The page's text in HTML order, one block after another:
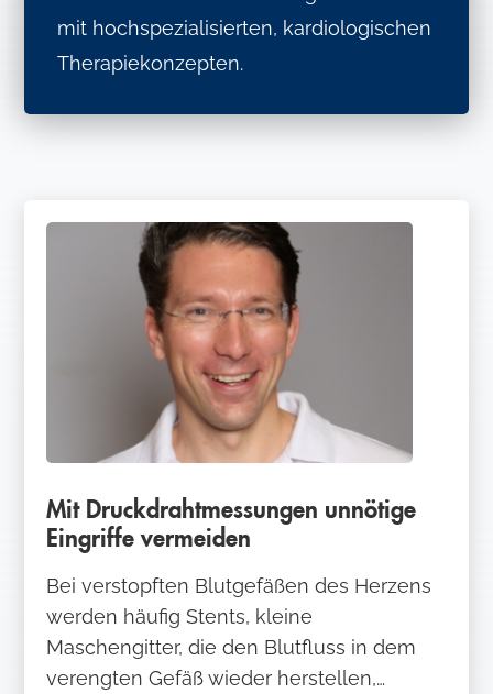
mit hochspezialisierten, kardiologischen
Therapiekonzepten.
Mit Druckdrahtmessungen unnötige
Eingriffe vermeiden
Bei verstopften Blutgefäßen des Herzens
werden häufig Stents, kleine
Maschengitter, die den Blutfluss in dem
verengten Gefäß wieder herstellen,…